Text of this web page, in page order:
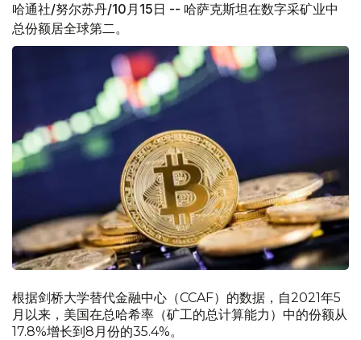
哈通社/努尔苏丹/10月15日 -- 哈萨克斯坦在数字采矿业中
总份额居全球第二。
根据剑桥大学替代金融中心（CCAF）的数据，自2021年5
月以来，美国在总哈希率（矿工的总计算能力）中的份额从
17.8%增长到8月份的35.4%。